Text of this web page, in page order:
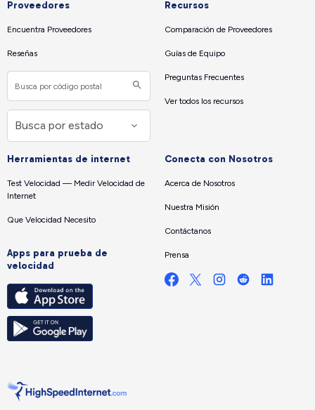
Proveedores
Encuentra Proveedores
Reseñas
Recursos
Comparación de Proveedores
Guías de Equipo
Preguntas Frecuentes
Ver todos los recursos
Herramientas de internet
Test Velocidad — Medir Velocidad de
Internet
Que Velocidad Necesito
Apps para prueba de
velocidad
Conecta con Nosotros
Acerca de Nosotros
Nuestra Misión
Contáctanos
Prensa